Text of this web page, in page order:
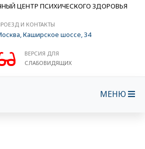
ЦЕНТР ПСИХИЧЕСКОГО ЗДОРОВЬЯ
И КОНТАКТЫ
Каширское шоссе, 34
ВЕРСИЯ ДЛЯ
СЛАБОВИДЯЩИХ
МЕНЮ